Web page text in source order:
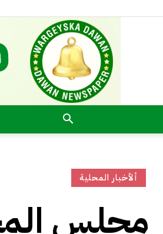
ألأخبار المحلية
مجلس